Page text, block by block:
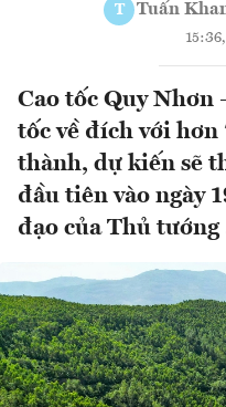
T Tuấn
Cao tốc Quy Nhơn
tốc về đích với
thành, dự kiến sẽ
đầu tiên vào ngày
đạo của Thủ tướng